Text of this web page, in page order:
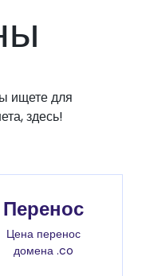
ищете для
здесь!
Перенос
Цена перенос
домена .co